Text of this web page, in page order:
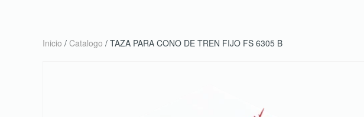
Inicio / Catalogo / TAZA PARA CONO DE TREN FIJO FS 6305 B